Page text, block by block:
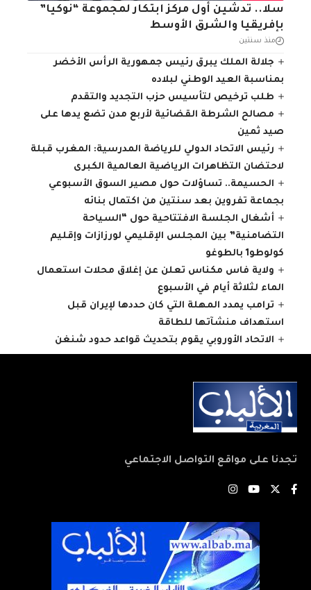
سلا.. تدشين أول مركز ابتكار لمجموعة “نوكيا”
بإفريقيا والشرق الأوسط
منذ سنتين
جلالة الملك يبرق رئيس جمهورية الرأس الأخضر
بمناسبة العيد الوطني لبلاده
طلب ترخيص لتأسيس حزب التجديد والتقدم
مصالح الشرطة القضائية لأربع مدن تضع يدها على
صيد ثمين
رئيس الاتحاد الدولي للرياضة المدرسية: المغرب قبلة
لاحتضان التظاهرات الرياضية العالمية الكبرى
الحسيمة.. تساؤلات حول مصير السوق الأسبوعي
بجماعة تفروين بعد سنتين من اكتمال بنائه
أشغال الجلسة الافتتاحية حول “السياحة
التضامنية” بين المجلس الإقليمي لورزازات وإقليم
كولوطو1 بالطوغو
ولاية فاس مكناس تعلن عن إغلاق محلات استعمال
الماء لثلاثة أيام في الأسبوع
ترامب يمدد المهلة التي كان حددها لإيران قبل
استهداف منشآتها للطاقة
الاتحاد الأوروبي يقوم بتحديث قواعد حدود شنغن
تجدنا على مواقع التواصل الاجتماعي